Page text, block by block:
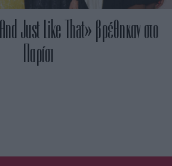
Just Like That» βρέθηκαν στο
Παρίσι